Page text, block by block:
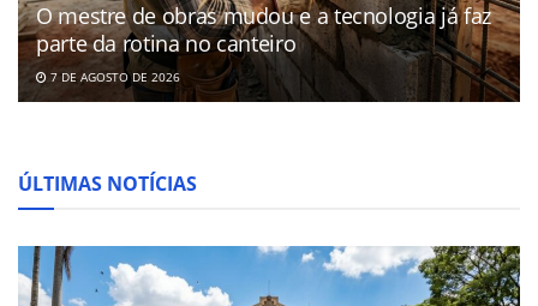
O mestre de obras mudou e a tecnologia já faz
parte da rotina no canteiro
7 DE AGOSTO DE 2026
ÚLTIMAS NOTÍCIAS